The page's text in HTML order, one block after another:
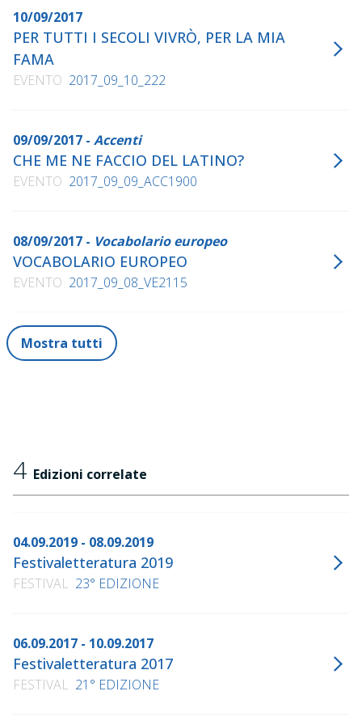
Le parti dell'amore, Sedizioni, 2010
Rinascimento
Per una biblioteca indispensabile. Cinquantadue
(2014)
Fauci, Feltrinelli, 2013
Tradurre è un bacio , Giuliano Landolfi, 2015
Viva il latino. Storia e bellezza di una lingua inutile
Con Ovidio. La felicità di leggere un classico
2017 (GEDI, 2018)
10/09/2017
PER TUTTI I SECOLI VIVRÒ, PER LA MIA
FAMA
EVENTO 2017_09_10_222
09/09/2017 - Accenti
CHE ME NE FACCIO DEL LATINO?
EVENTO 2017_09_09_ACC1900
08/09/2017 - Vocabolario europeo
VOCABOLARIO EUROPEO
EVENTO 2017_09_08_VE2115
Mostra tutti
4 Edizioni correlate
04.09.2019 - 08.09.2019
Festivaletteratura 2019
FESTIVAL 23° EDIZIONE
06.09.2017 - 10.09.2017
Festivaletteratura 2017
FESTIVAL 21° EDIZIONE